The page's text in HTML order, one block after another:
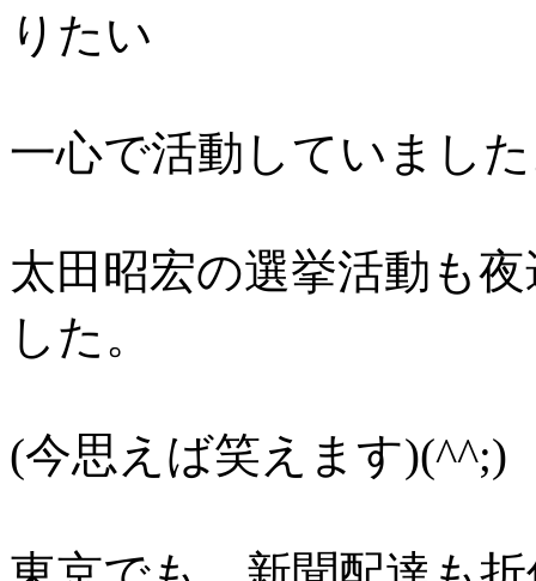
りたい
一心で活動していまし
太田昭宏の選挙活動も
した。
(今思えば笑えます)(^^;)